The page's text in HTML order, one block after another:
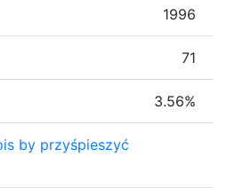
1996
71
3.56%
by przyśpieszyć